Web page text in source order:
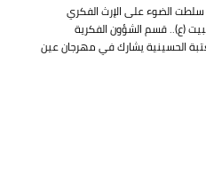
سلطت الضوء على الإرث الفكري
(ع).. قسم الشؤون الفكرية
الحسينية يشارك في مهرجان عين